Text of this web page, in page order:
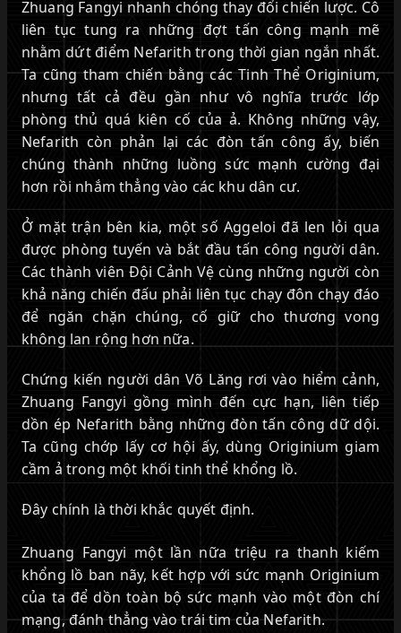
Zhuang Fangyi nhanh chóng thay đổi chiến lược. Cô
liên tục tung ra những đợt tấn công mạnh mẽ
nhằm dứt điểm Nefarith trong thời gian ngắn nhất.
Ta cũng tham chiến bằng các Tinh Thể Originium,
nhưng tất cả đều gần như vô nghĩa trước lớp
phòng thủ quá kiên cố của ả. Không những vậy,
Nefarith còn phản lại các đòn tấn công ấy, biến
chúng thành những luồng sức mạnh cường đại
hơn rồi nhắm thẳng vào các khu dân cư.
Ở mặt trận bên kia, một số Aggeloi đã len lỏi qua
được phòng tuyến và bắt đầu tấn công người dân.
Các thành viên Đội Cảnh Vệ cùng những người còn
khả năng chiến đấu phải liên tục chạy đôn chạy đáo
để ngăn chặn chúng, cố giữ cho thương vong
không lan rộng hơn nữa.
Chứng kiến người dân Võ Lăng rơi vào hiểm cảnh,
Zhuang Fangyi gồng mình đến cực hạn, liên tiếp
dồn ép Nefarith bằng những đòn tấn công dữ dội.
Ta cũng chớp lấy cơ hội ấy, dùng Originium giam
cầm ả trong một khối tinh thể khổng lồ.
Đây chính là thời khắc quyết định.
Zhuang Fangyi một lần nữa triệu ra thanh kiếm
khổng lồ ban nãy, kết hợp với sức mạnh Originium
của ta để dồn toàn bộ sức mạnh vào một đòn chí
mạng, đánh thẳng vào trái tim của Nefarith.